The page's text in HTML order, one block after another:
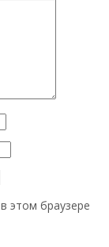
этом браузере